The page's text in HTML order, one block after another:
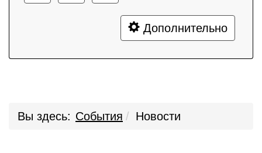
Дополнительно
Вы здесь: События Новости